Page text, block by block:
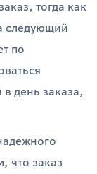
тогда как
следующий
по
день заказа,
что заказ